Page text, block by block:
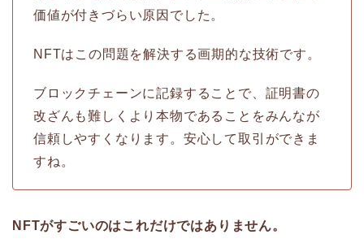
価値が付きづらい原因でした。
NFTはこの問題を解決する画期的な技術です。
ブロックチェーンに記録することで、証明書の
改ざんも難しくより本物であることをみんなが
信頼しやすくなります。安心して取引ができま
すね。
NFTがすごいのはこれだけではありません。